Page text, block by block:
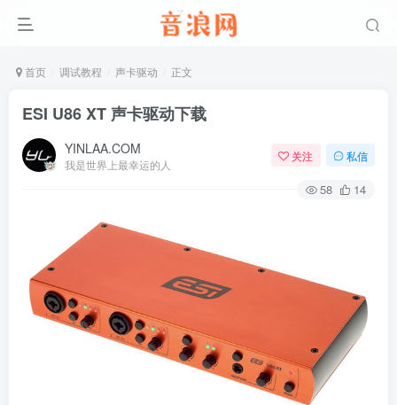
首页 调试教程 声卡驱动 正文
ESI U86 XT 声卡驱动下载
YINLAA.COM
我是世界上最幸运的人
关注 私信
58 14